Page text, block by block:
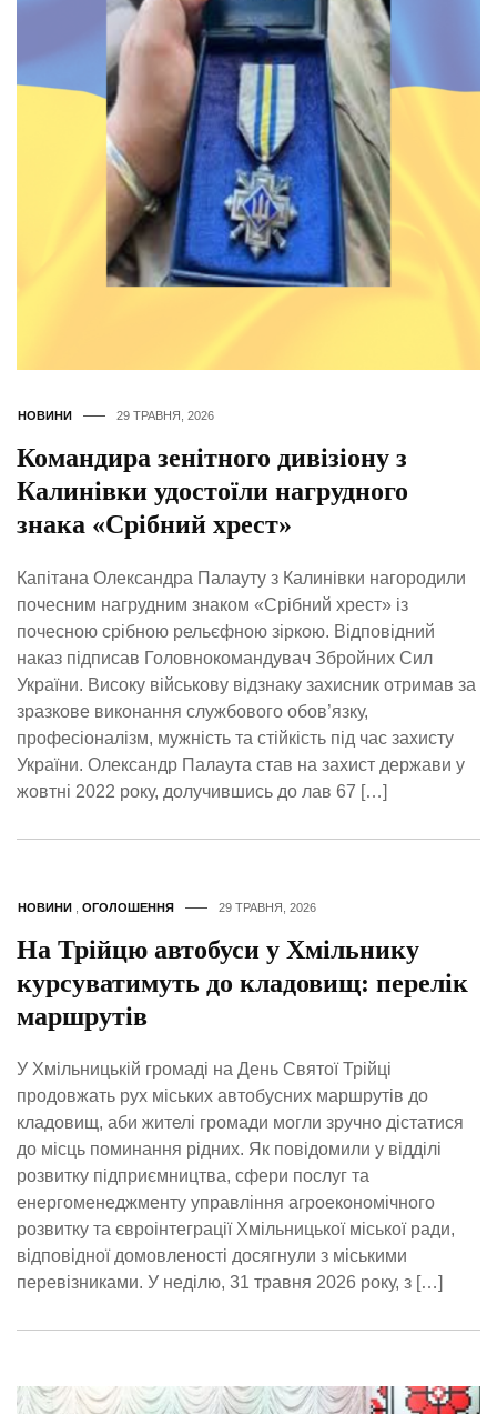
НОВИНИ 29 ТРАВНЯ, 2026
Командира зенітного дивізіону з
Калинівки удостоїли нагрудного
знака «Срібний хрест»
Капітана Олександра Палауту з Калинівки нагородили
почесним нагрудним знаком «Срібний хрест» із
почесною срібною рельєфною зіркою. Відповідний
наказ підписав Головнокомандувач Збройних Сил
України. Високу військову відзнаку захисник отримав за
зразкове виконання службового обов’язку,
професіоналізм, мужність та стійкість під час захисту
України. Олександр Палаута став на захист держави у
жовтні 2022 року, долучившись до лав 67 […]
НОВИНИ ОГОЛОШЕННЯ 29 ТРАВНЯ, 2026
На Трійцю автобуси у Хмільнику
курсуватимуть до кладовищ: перелік
маршрутів
У Хмільницькій громаді на День Святої Трійці
продовжать рух міських автобусних маршрутів до
кладовищ, аби жителі громади могли зручно дістатися
до місць поминання рідних. Як повідомили у відділі
розвитку підприємництва, сфери послуг та
енергоменеджменту управління агроекономічного
розвитку та євроінтеграції Хмільницької міської ради,
відповідної домовленості досягнули з міськими
перевізниками. У неділю, 31 травня 2026 року, з […]